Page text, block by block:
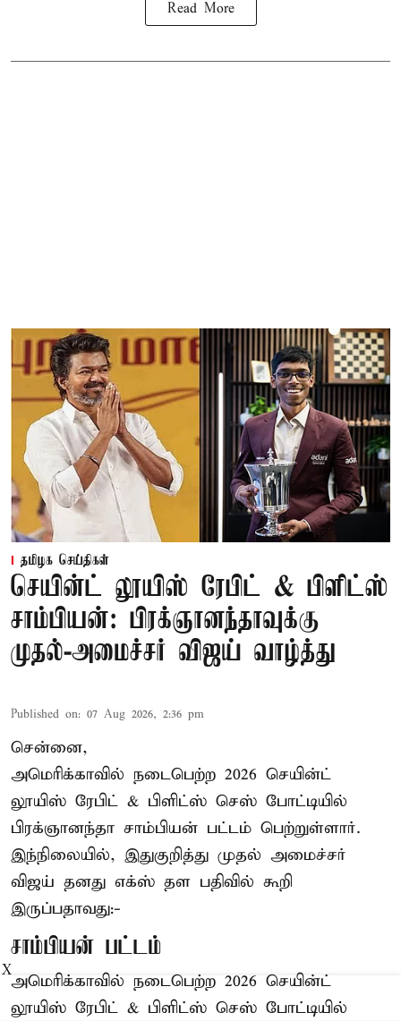
Read More
தமிழக செய்திகள்
செயின்ட் லூயிஸ் ரேபிட் & பிளிட்ஸ்
சாம்பியன்: பிரக்ஞானந்தாவுக்கு
முதல்-அமைச்சர் விஜய் வாழ்த்து
Published on: 07 Aug 2026, 2:36 pm
சென்னை,
அமெரிக்காவில் நடைபெற்ற 2026 செயின்ட்
லூயிஸ் ரேபிட் & பிளிட்ஸ் செஸ் போட்டியில்
பிரக்ஞானந்தா சாம்பியன் பட்டம் பெற்றுள்ளார்.
இந்நிலையில், இதுகுறித்து முதல் அமைச்சர்
விஜய் தனது எக்ஸ் தள பதிவில் கூறி
இருப்பதாவது:-
சாம்பியன் பட்டம்
அமெரிக்காவில் நடைபெற்ற 2026 செயின்ட்
லூயிஸ் ரேபிட் & பிளிட்ஸ் செஸ் போட்டியில்
X